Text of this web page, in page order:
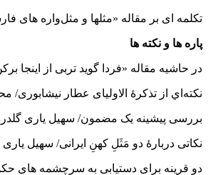
تکلمه ای بر مقاله «مثلها و مثل‌واره های
پاره ها و نکته ها
در حاشیه مقاله «فردا گوید تربی از اینجا
نكته‌اي از تذکرۀ الاولیای عطار نیشابوری/
بررسی پیشینه یک مضمون/ سهیل یاری گلدره /
نکاتی دربارۀ دو مَثَلِ کهنِ ایرانی/ سهیل یاری
دو قرینه برای دستیابی به سرچشمه های